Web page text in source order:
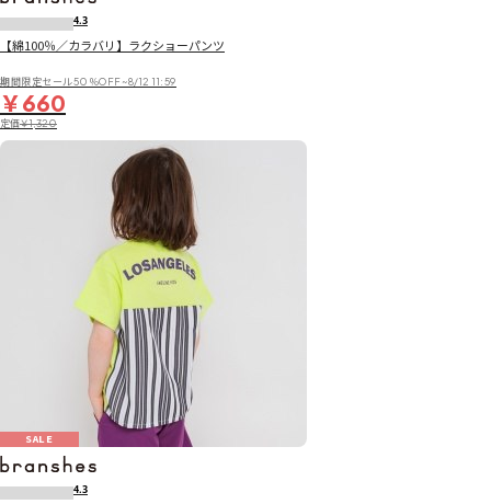
4.3
【綿100％／カラバリ】ラクショーパンツ
期間限定セール50％OFF~8/12 11:59
￥660
定価￥1,320
SALE
4.3